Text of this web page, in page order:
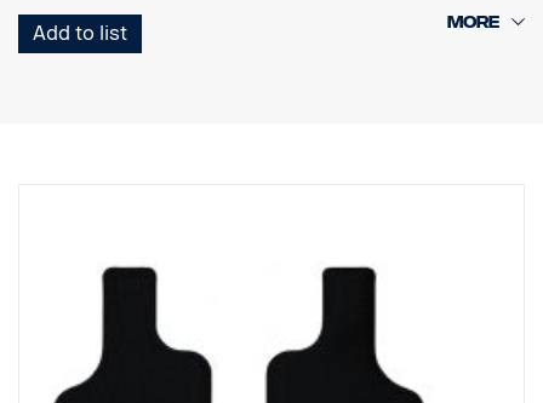
Producto
Material AISI304
Cableado para 4 luces
Add to list